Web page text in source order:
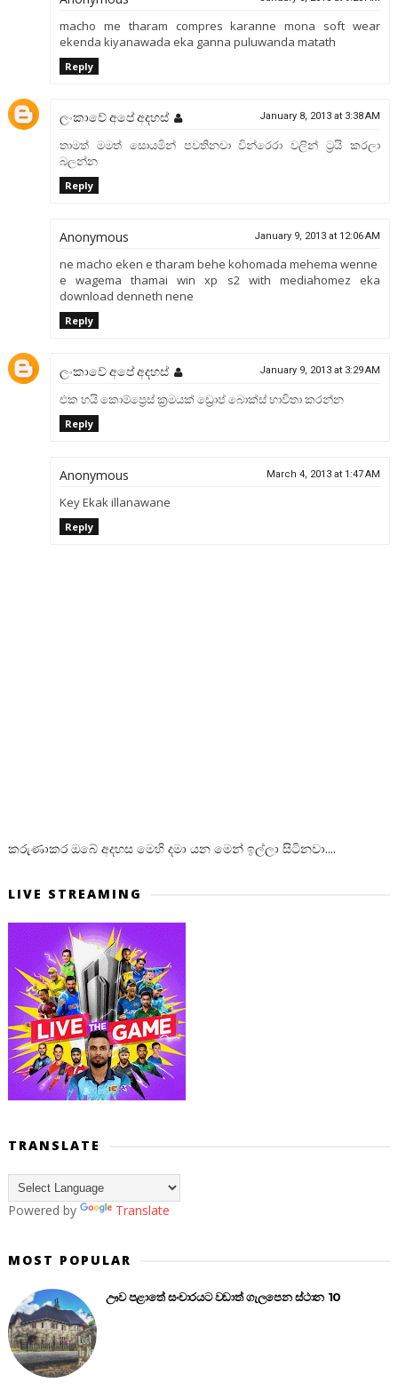
macho me tharam compres karanne mona soft wear
ekenda kiyanawada eka ganna puluwanda matath
Reply
ලංකාවේ අපේ අදහස් January 8, 2013 at 3:38 AM
තාමත් මමත් සොයමින් පවතිනවා වින්රෙරා වලින් ට්‍රයි කරලා
බලන්න
Reply
Anonymous January 9, 2013 at 12:06 AM
ne macho eken e tharam behe kohomada mehema wenne
e wagema thamai win xp s2 with mediahomez eka
download denneth nene
Reply
ලංකාවේ අපේ අදහස් January 9, 2013 at 3:29 AM
එක හයි කොම්ප්‍රෙස් ක්‍රමයක් ඩ්‍රොප් බොක්ස් භාවිතා කරන්න
Reply
Anonymous March 4, 2013 at 1:47 AM
Key Ekak illanawane
Reply
කරුණාකර ඔබේ අදහස මෙහි දමා යන මෙන් ඉල්ලා සිටිනවා....
LIVE STREAMING
TRANSLATE
Powered by Translate
MOST POPULAR
ඌව පළාතේ සංචාරයට වඩාත් ගැලපෙන ස්ථාන 10